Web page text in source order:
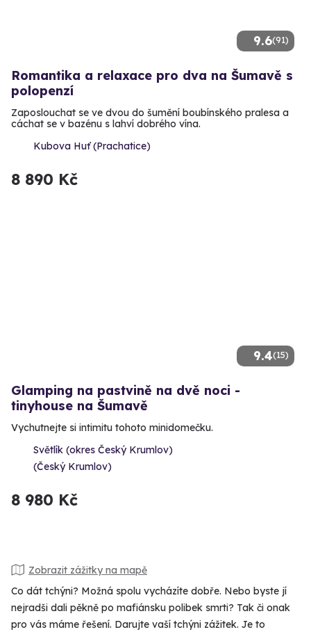
9.6(91)
Romantika a relaxace pro dva na Šumavě s
polopenzí
Zaposlouchat se ve dvou do šumění boubínského pralesa a
cáchat se v bazénu s lahví dobrého vína.
Kubova Huť (Prachatice)
8 890 Kč
9.4(15)
Glamping na pastvině na dvě noci -
tinyhouse na Šumavě
Vychutnejte si intimitu tohoto minidomečku.
Světlík (okres Český Krumlov)
(Český Krumlov)
8 980 Kč
Zobrazit zážitky na mapě
Co dát tchýni? Možná spolu vycházíte dobře. Nebo byste jí
nejradši dali pěkně po mafiánsku polibek smrti? Tak či onak
pro vás máme řešení. Darujte vaší tchýni zážitek. Je to